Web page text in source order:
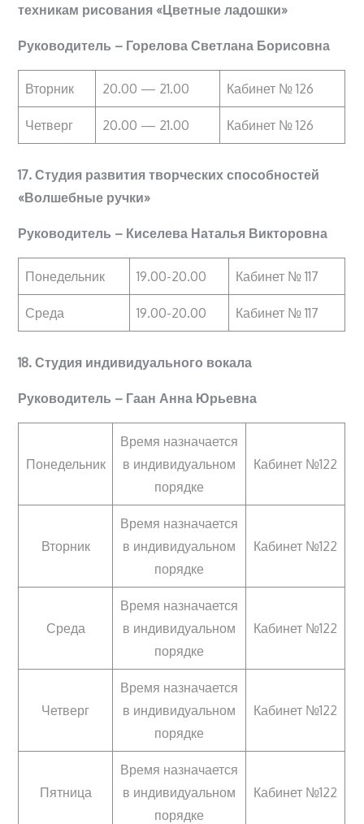
техникам рисования «Цветные ладошки»
Руководитель – Горелова Светлана Борисовна
Вторник 20.00 — 21.00 Кабинет № 126
Четверг 20.00 — 21.00 Кабинет № 126
17. Студия развития творческих способностей
«Волшебные ручки»
Руководитель – Киселева Наталья Викторовна
Понедельник 19.00-20.00 Кабинет № 117
Среда 19.00-20.00 Кабинет № 117
18. Студия индивидуального вокала
Руководитель – Гаан Анна Юрьевна
Понедельник
Время назначается
в индивидуальном
порядке
Кабинет №122
Вторник
Время назначается
в индивидуальном
порядке
Кабинет №122
Среда
Время назначается
в индивидуальном
порядке
Кабинет №122
Четверг
Время назначается
в индивидуальном
порядке
Кабинет №122
Пятница
Время назначается
в индивидуальном
порядке
Кабинет №122